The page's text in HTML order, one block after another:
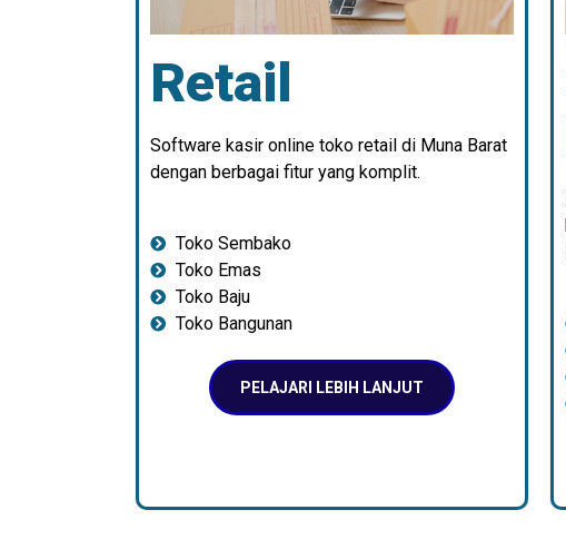
Retail
Software kasir online toko retail di Muna Barat
dengan berbagai fitur yang komplit.
Toko Sembako
Toko Emas
Toko Baju
Toko Bangunan
PELAJARI LEBIH LANJUT